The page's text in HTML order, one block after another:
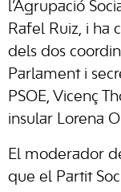
l’Agrupació
Rafel Ruiz, i ha
dels dos
Parlament i
PSOE, Vicenç
insular Lorena
El moderador
que el Partit